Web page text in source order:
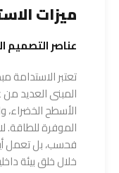
ميزات
عناصر التصميم
تعتبر الاستدامة
المبنى العديد من
الأسطح الخضراء،
الموفرة للطاقة.
فحسب، بل تعمل
خلال خلق بيئة